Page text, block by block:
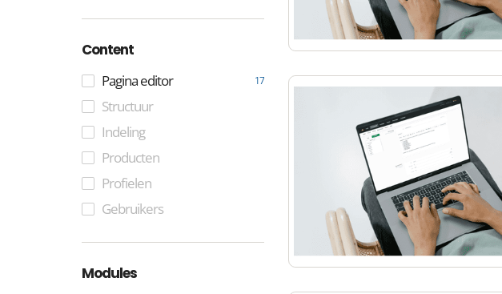
Content
Pagina editor 17
Structuur
Indeling
Producten
Profielen
Gebruikers
Modules